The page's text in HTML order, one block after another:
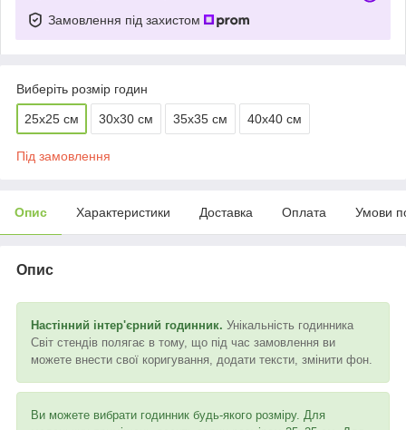
Замовлення під захистом
Виберіть розмір годин
25х25 см 30х30 см 35х35 см 40х40 см
Під замовлення
Опис Характеристики Доставка Оплата Умови
Опис
Настінний інтер'єрний годинник. Унікальність годинника
Світ стендів полягає в тому, що під час замовлення ви
можете внести свої коригування, додати тексти, змінити фон.
Ви можете вибрати годинник будь-якого розміру. Для